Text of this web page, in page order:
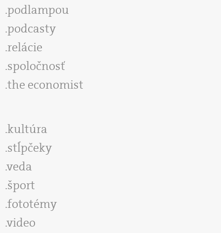
podlampou
podcasty
relácie
spoločnosť
the economist
kultúra
stĺpčeky
veda
šport
fototémy
video